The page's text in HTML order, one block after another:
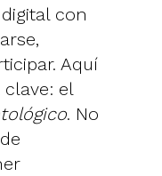
con
Aquí
el
. No